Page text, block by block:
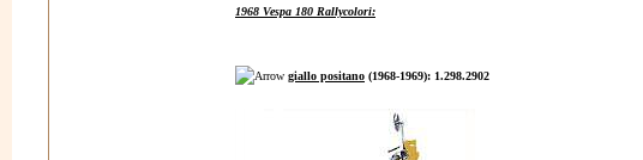
1968 Vespa 180 Rallycolori:
giallo positano (1968-1969): 1.298.2902